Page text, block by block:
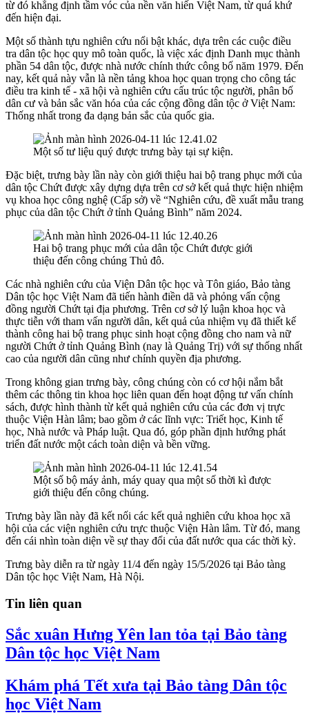
từ đó khẳng định tầm vóc của nền văn hiến Việt Nam, từ quá khứ
đến hiện đại.
Một số thành tựu nghiên cứu nổi bật khác, dựa trên các cuộc điều
tra dân tộc học quy mô toàn quốc, là việc xác định Danh mục thành
phần 54 dân tộc, được nhà nước chính thức công bố năm 1979. Đến
nay, kết quả này vẫn là nền tảng khoa học quan trọng cho công tác
điều tra kinh tế - xã hội và nghiên cứu cấu trúc tộc người, phân bố
dân cư và bản sắc văn hóa của các cộng đồng dân tộc ở Việt Nam:
Thống nhất trong đa dạng bản sắc của quốc gia.
Một số tư liệu quý được trưng bày tại sự kiện.
Đặc biệt, trưng bày lần này còn giới thiệu hai bộ trang phục mới của
dân tộc Chứt được xây dựng dựa trên cơ sở kết quả thực hiện nhiệm
vụ khoa học công nghệ (Cấp sở) về “Nghiên cứu, đề xuất mẫu trang
phục của dân tộc Chứt ở tỉnh Quảng Bình” năm 2024.
Hai bộ trang phục mới của dân tộc Chứt được giới
thiệu đến công chúng Thủ đô.
Các nhà nghiên cứu của Viện Dân tộc học và Tôn giáo, Bảo tàng
Dân tộc học Việt Nam đã tiến hành điền dã và phỏng vấn cộng
đồng người Chứt tại địa phương. Trên cơ sở lý luận khoa học và
thực tiễn với tham vấn người dân, kết quả của nhiệm vụ đã thiết kế
thành công hai bộ trang phục sinh hoạt cộng đồng cho nam và nữ
người Chứt ở tỉnh Quảng Bình (nay là Quảng Trị) với sự thống nhất
cao của người dân cũng như chính quyền địa phương.
Trong không gian trưng bày, công chúng còn có cơ hội nắm bắt
thêm các thông tin khoa học liên quan đến hoạt động tư vấn chính
sách, được hình thành từ kết quả nghiên cứu của các đơn vị trực
thuộc Viện Hàn lâm; bao gồm ở các lĩnh vực: Triết học, Kinh tế
học, Nhà nước và Pháp luật. Qua đó, góp phần định hướng phát
triển đất nước một cách toàn diện và bền vững.
Một số bộ máy ảnh, máy quay qua một số thời kì được
giới thiệu đến công chúng.
Trưng bày lần này đã kết nối các kết quả nghiên cứu khoa học xã
hội của các viện nghiên cứu trực thuộc Viện Hàn lâm. Từ đó, mang
đến cái nhìn toàn diện về sự thay đổi của đất nước qua các thời kỳ.
Trưng bày diễn ra từ ngày 11/4 đến ngày 15/5/2026 tại Bảo tàng
Dân tộc học Việt Nam, Hà Nội.
Tin liên quan
Sắc xuân Hưng Yên lan tỏa tại Bảo tàng
Dân tộc học Việt Nam
Khám phá Tết xưa tại Bảo tàng Dân tộc
học Việt Nam